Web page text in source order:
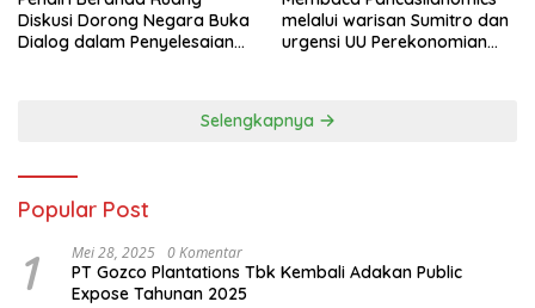
Diskusi Dorong Negara Buka
Dialog dalam Penyelesaian
melalui warisan Sumitro dan
urgensi UU Perekonomian
Selengkapnya
Popular Post
1 Mei 28, 2025 0 Komentar
PT Gozco Plantations Tbk Kembali Adakan Public
Expose Tahunan 2025